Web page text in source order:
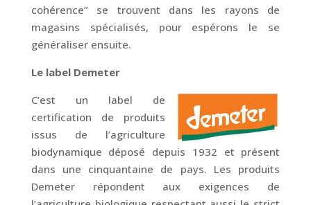
cohérence” se trouvent dans les rayons de
magasins spécialisés, pour espérons le se
généraliser ensuite.
Le label Demeter
C’est un label de
certification de produits
issus de l’agriculture
biodynamique déposé depuis 1932 et présent
dans une cinquantaine de pays. Les produits
Demeter répondent aux exigences de